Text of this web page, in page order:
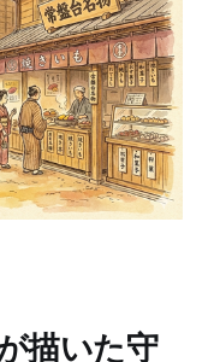
描いた守